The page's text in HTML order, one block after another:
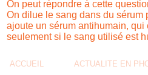
On peut répondre à cette
On dilue le sang dans du
ajoute un sérum antihumain,
seulement si le sang utilisé est
ACCUEIL ACTUALITE EN